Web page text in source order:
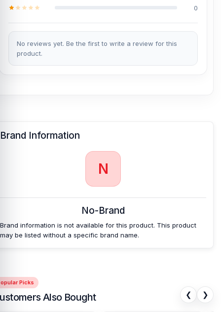
0
No reviews yet. Be the first to write a review for this
product.
Brand Information
N
No-Brand
Brand information is not available for this product. This product
may be listed without a specific brand name.
Picks
Also Bought ❮ ❯